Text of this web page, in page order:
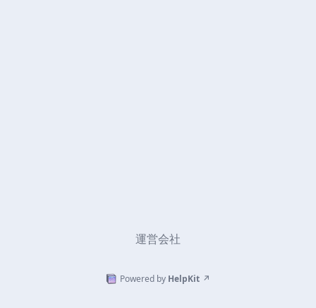
運営会社
Powered by HelpKit ↗